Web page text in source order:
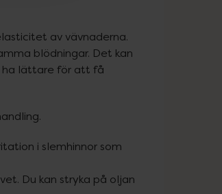
av vävnaderna.
blödningar. Det kan
ha lättare för att få
i slemhinnor som
Du kan stryka på oljan